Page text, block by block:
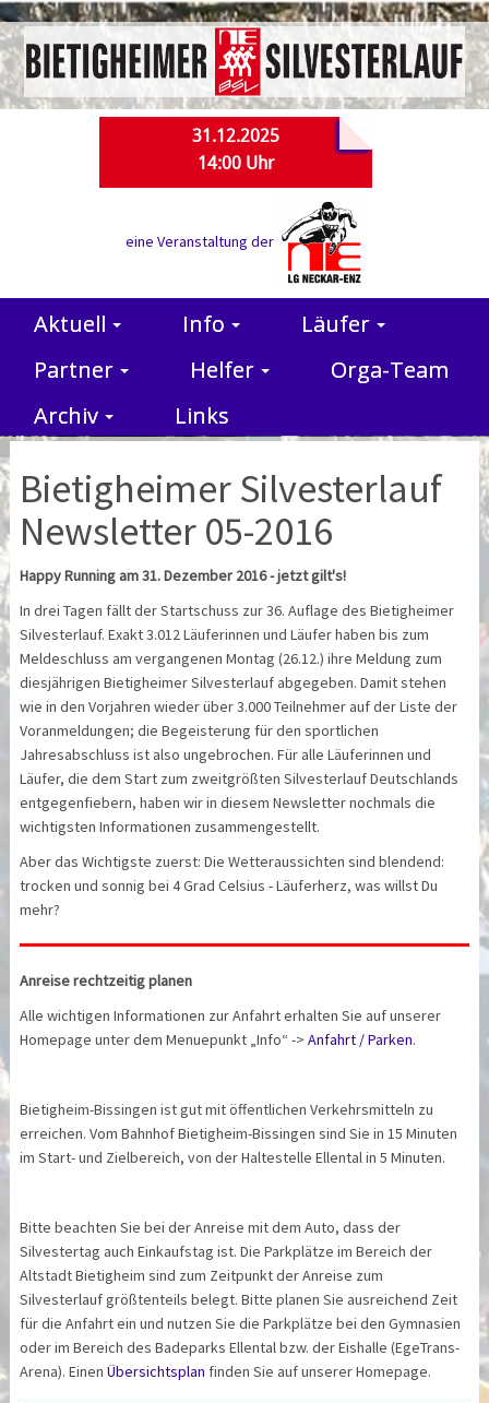
31.12.2025
14:00 Uhr
eine Veranstaltung der
Aktuell Info
Läufer
Partner
Helfer
Orga-Team
Archiv
Links
Bietigheimer Silvesterlauf
Newsletter 05-2016
Happy Running am 31. Dezember 2016 - jetzt gilt's!
In drei Tagen fällt der Startschuss zur 36. Auflage des Bietigheimer
Silvesterlauf. Exakt 3.012 Läuferinnen und Läufer haben bis zum
Meldeschluss am vergangenen Montag (26.12.) ihre Meldung zum
diesjährigen Bietigheimer Silvesterlauf abgegeben. Damit stehen
wie in den Vorjahren wieder über 3.000 Teilnehmer auf der Liste der
Voranmeldungen; die Begeisterung für den sportlichen
Jahresabschluss ist also ungebrochen. Für alle Läuferinnen und
Läufer, die dem Start zum zweitgrößten Silvesterlauf Deutschlands
entgegenfiebern, haben wir in diesem Newsletter nochmals die
wichtigsten Informationen zusammengestellt.
Aber das Wichtigste zuerst: Die Wetteraussichten sind blendend:
trocken und sonnig bei 4 Grad Celsius - Läuferherz, was willst Du
mehr?
Anreise rechtzeitig planen
Alle wichtigen Informationen zur Anfahrt erhalten Sie auf unserer
Homepage unter dem Menuepunkt „Info“ ->Anfahrt / Parken.
Bietigheim-Bissingen ist gut mit öffentlichen Verkehrsmitteln zu
erreichen. Vom Bahnhof Bietigheim-Bissingen sind Sie in 15 Minuten
im Start- und Zielbereich, von der Haltestelle Ellental in 5 Minuten.
Bitte beachten Sie bei der Anreise mit dem Auto, dass der
Silvestertag auch Einkaufstag ist. Die Parkplätze im Bereich der
Altstadt Bietigheim sind zum Zeitpunkt der Anreise zum
Silvesterlauf größtenteils belegt. Bitte planen Sie ausreichend Zeit
für die Anfahrt ein und nutzen Sie die Parkplätze bei den Gymnasien
oder im Bereich des Badeparks Ellental bzw. der Eishalle (EgeTrans-
Arena). EinenÜbersichtsplan finden Sie auf unserer Homepage.